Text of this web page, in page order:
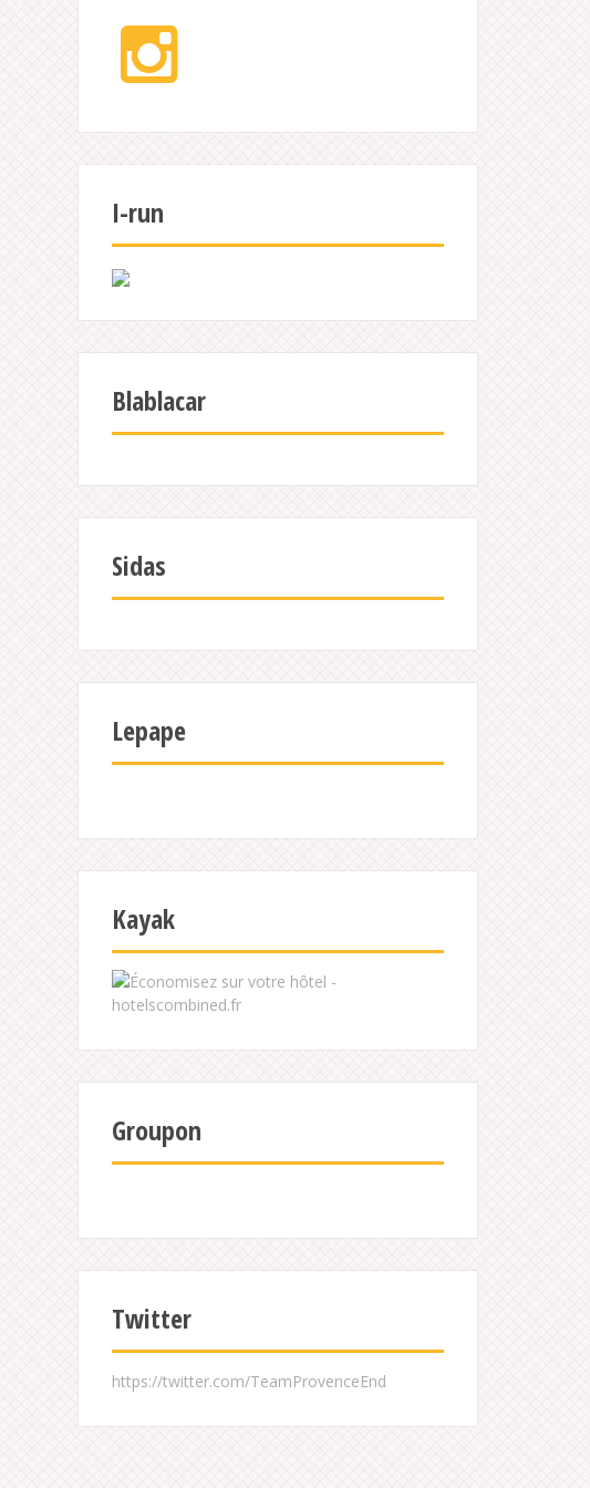
Instagram
I-run
Blablacar
Sidas
Lepape
Kayak
Groupon
Twitter
https://twitter.com/TeamProvenceEnd